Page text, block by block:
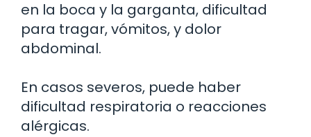
en la boca y la garganta, dificultad
para tragar, vómitos, y dolor
abdominal.
En casos severos, puede haber
dificultad respiratoria o reacciones
alérgicas.